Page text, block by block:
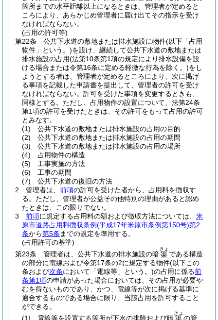
箇所までの水平距離以上になるときは、管理者が定めると
ころにより、あらかじめ管理者に届け出てその指示を受け
なければならない。
(占用の許可等)
第22条
公共下水道の敷地または排水施設に物件(以下「占用
物件」という。)を設け、継続して公共下水道の敷地または
排水施設の占用(法第10条第1項の規定により排水設備を設
ける場合または令第16条に定める軽微な行為を除く。)をし
ようとする者は、管理者が定めるところにより、次に掲げ
る事項を記載した申請書を提出して、管理者の許可を受け
なければならない。 許可を受けた事項を変更するときも、
同様とする。 ただし、占用物件の設置について、法第24条
第1項の許可を受けたときは、その許可をもって占用の許可
とみなす。
(1)
公共下水道の敷地または排水施設の占用の目的
(2)
公共下水道の敷地または排水施設の占用の期間
(3)
公共下水道の敷地または排水施設の占用の場所
(4)
占用物件の構造
(5)
工事実施の方法
(6)
工事の期間
(7)
公共下水道の復旧の方法
2
管理者は、 前項の許可を受けた者から、占用料を徴収す
る。 ただし、管理者が公益その他特別の理由があると認め
たときは、この限りでない。
3
前項に規定する占用料の額および徴収方法については、 米
原市道路占用料徴収条例(平成17年米原市条例第150号)第2
条から第5条 までの規定を準用する。
(占用許可の基準)
第23条
管理者は、公共下水道の排水施設の暗渠
きょ
である構造
の部分に電線および令第17条の2に規定する物件(以下この
条および次条において「電線等」という。)の占用に係る前
条第1項の申請があった場合においては、その占用が必要や
むを得ないものであり、かつ、電線等が次に掲げる基準に
適合するものである場合に限り、当該占用を許可すること
ができる。
(1)
電線等を設置する箇所が下水の排除および暗
きょ
の管